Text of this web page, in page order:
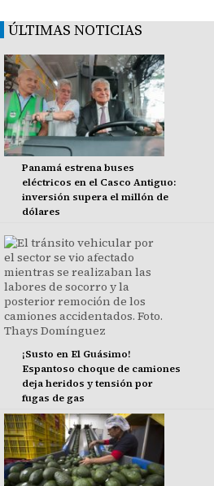
ÚLTIMAS NOTICIAS
Panamá estrena buses
eléctricos en el Casco Antiguo:
inversión supera el millón de
dólares
¡Susto en El Guásimo!
Espantoso choque de camiones
deja heridos y tensión por
fugas de gas